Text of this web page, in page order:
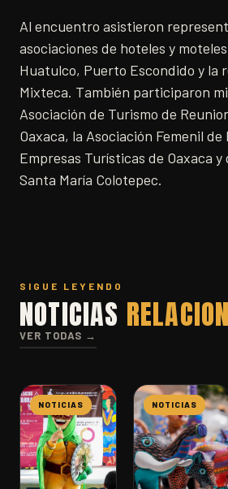
Al encuentro asistieron
asociaciones de hoteles y
Huatulco, Puerto Escondido y la
Mixteca. También participaron
Asociación de Turismo de
Oaxaca, la Asociación Femenil
Empresas Turísticas de Oaxaca y
Santa María Colotepec.
SIGUE LEYENDO
NOTICIAS
VER TODAS →
NOTICIAS NOTICIAS